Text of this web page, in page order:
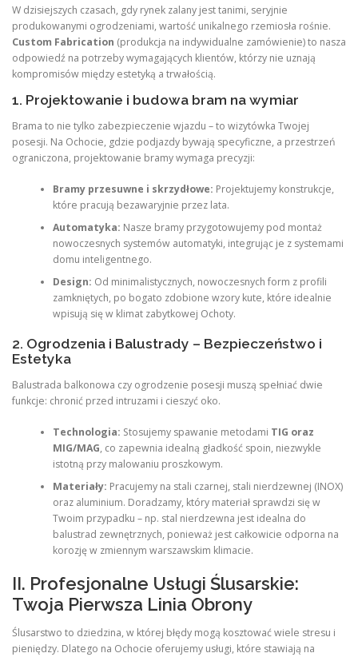
W dzisiejszych czasach, gdy rynek zalany jest tanimi, seryjnie
produkowanymi ogrodzeniami, wartość unikalnego rzemiosła rośnie.
Custom Fabrication (produkcja na indywidualne zamówienie) to nasza
odpowiedź na potrzeby wymagających klientów, którzy nie uznają
kompromisów między estetyką a trwałością.
1. Projektowanie i budowa bram na wymiar
Brama to nie tylko zabezpieczenie wjazdu – to wizytówka Twojej
posesji. Na Ochocie, gdzie podjazdy bywają specyficzne, a przestrzeń
ograniczona, projektowanie bramy wymaga precyzji:
Bramy przesuwne i skrzydłowe: Projektujemy konstrukcje,
które pracują bezawaryjnie przez lata.
Automatyka: Nasze bramy przygotowujemy pod montaż
nowoczesnych systemów automatyki, integrując je z systemami
domu inteligentnego.
Design: Od minimalistycznych, nowoczesnych form z profili
zamkniętych, po bogato zdobione wzory kute, które idealnie
wpisują się w klimat zabytkowej Ochoty.
2. Ogrodzenia i Balustrady – Bezpieczeństwo i
Estetyka
Balustrada balkonowa czy ogrodzenie posesji muszą spełniać dwie
funkcje: chronić przed intruzami i cieszyć oko.
Technologia: Stosujemy spawanie metodami TIG oraz
MIG/MAG, co zapewnia idealną gładkość spoin, niezwykle
istotną przy malowaniu proszkowym.
Materiały: Pracujemy na stali czarnej, stali nierdzewnej (INOX)
oraz aluminium. Doradzamy, który materiał sprawdzi się w
Twoim przypadku – np. stal nierdzewna jest idealna do
balustrad zewnętrznych, ponieważ jest całkowicie odporna na
korozję w zmiennym warszawskim klimacie.
II. Profesjonalne Usługi Ślusarskie:
Twoja Pierwsza Linia Obrony
Ślusarstwo to dziedzina, w której błędy mogą kosztować wiele stresu i
pieniędzy. Dlatego na Ochocie oferujemy usługi, które stawiają na